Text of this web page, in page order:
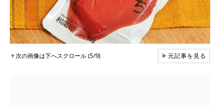
▼次の画像は下へスクロール (5/9) ▶元記事を見る